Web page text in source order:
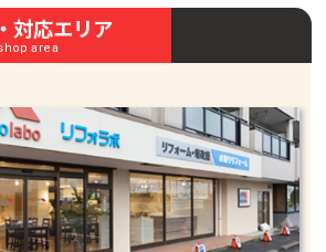
対応エリア
area